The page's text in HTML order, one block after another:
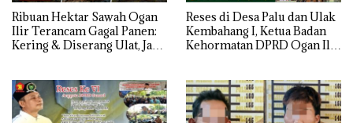
Ribuan Hektar Sawah Ogan
Ilir Terancam Gagal Panen:
Kering & Diserang Ulat, Janji
Reses di Desa Palu dan Ulak
Kembahang I, Ketua Badan
Kehormatan DPRD Ogan Ilir